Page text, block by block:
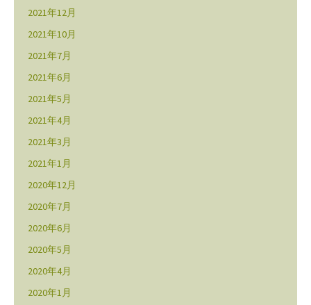
2021年12月
2021年10月
2021年7月
2021年6月
2021年5月
2021年4月
2021年3月
2021年1月
2020年12月
2020年7月
2020年6月
2020年5月
2020年4月
2020年1月